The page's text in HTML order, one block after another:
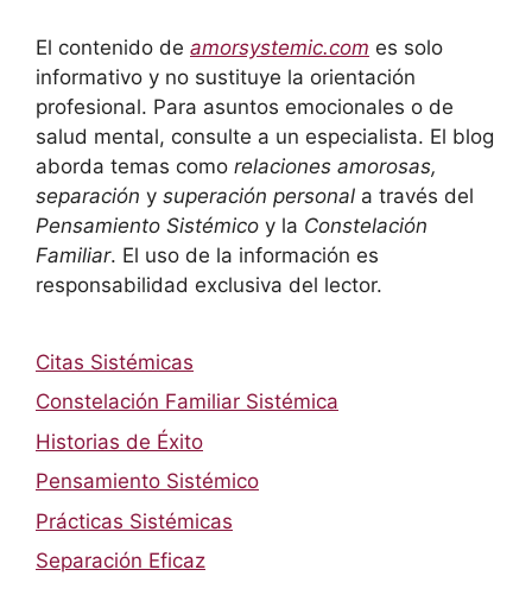
El contenido de amorsystemic.com es solo
informativo y no sustituye la orientación
profesional. Para asuntos emocionales o de
salud mental, consulte a un especialista. El blog
aborda temas como relaciones amorosas,
separación y superación personal a través del
Pensamiento Sistémico y la Constelación
Familiar. El uso de la información es
responsabilidad exclusiva del lector.
Citas Sistémicas
Constelación Familiar Sistémica
Historias de Éxito
Pensamiento Sistémico
Prácticas Sistémicas
Separación Eficaz